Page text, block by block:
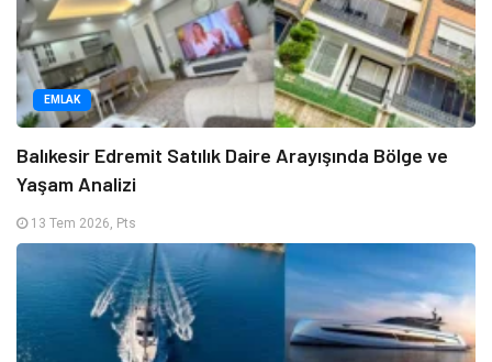
EMLAK
Balıkesir Edremit Satılık Daire Arayışında Bölge ve
Yaşam Analizi
13 Tem 2026, Pts